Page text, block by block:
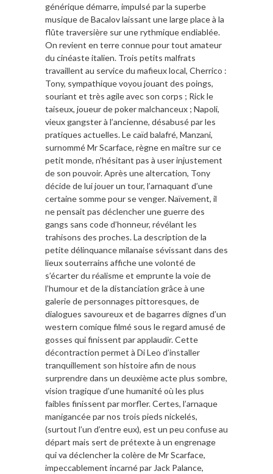
générique démarre, impulsé par la superbe
musique de Bacalov laissant une large place à la
flûte traversière sur une rythmique endiablée.
On revient en terre connue pour tout amateur
du cinéaste italien. Trois petits malfrats
travaillent au service du mafieux local, Cherrico :
Tony, sympathique voyou jouant des poings,
souriant et très agile avec son corps ; Rick le
taiseux, joueur de poker malchanceux ; Napoli,
vieux gangster à l’ancienne, désabusé par les
pratiques actuelles. Le caïd balafré, Manzani,
surnommé Mr Scarface, règne en maître sur ce
petit monde, n’hésitant pas à user injustement
de son pouvoir. Après une altercation, Tony
décide de lui jouer un tour, l’arnaquant d’une
certaine somme pour se venger. Naïvement, il
ne pensait pas déclencher une guerre des
gangs sans code d’honneur, révélant les
trahisons des proches. La description de la
petite délinquance milanaise sévissant dans des
lieux souterrains affiche une volonté de
s’écarter du réalisme et emprunte la voie de
l’humour et de la distanciation grâce à une
galerie de personnages pittoresques, de
dialogues savoureux et de bagarres dignes d’un
western comique filmé sous le regard amusé de
gosses qui finissent par applaudir. Cette
décontraction permet à Di Leo d’installer
tranquillement son histoire afin de nous
surprendre dans un deuxième acte plus sombre,
vision tragique d’une humanité où les plus
faibles finissent par morfler. Certes, l’arnaque
manigancée par nos trois pieds nickelés,
(surtout l’un d’entre eux), est un peu confuse au
départ mais sert de prétexte à un engrenage
qui va déclencher la colère de Mr Scarface,
impeccablement incarné par Jack Palance,